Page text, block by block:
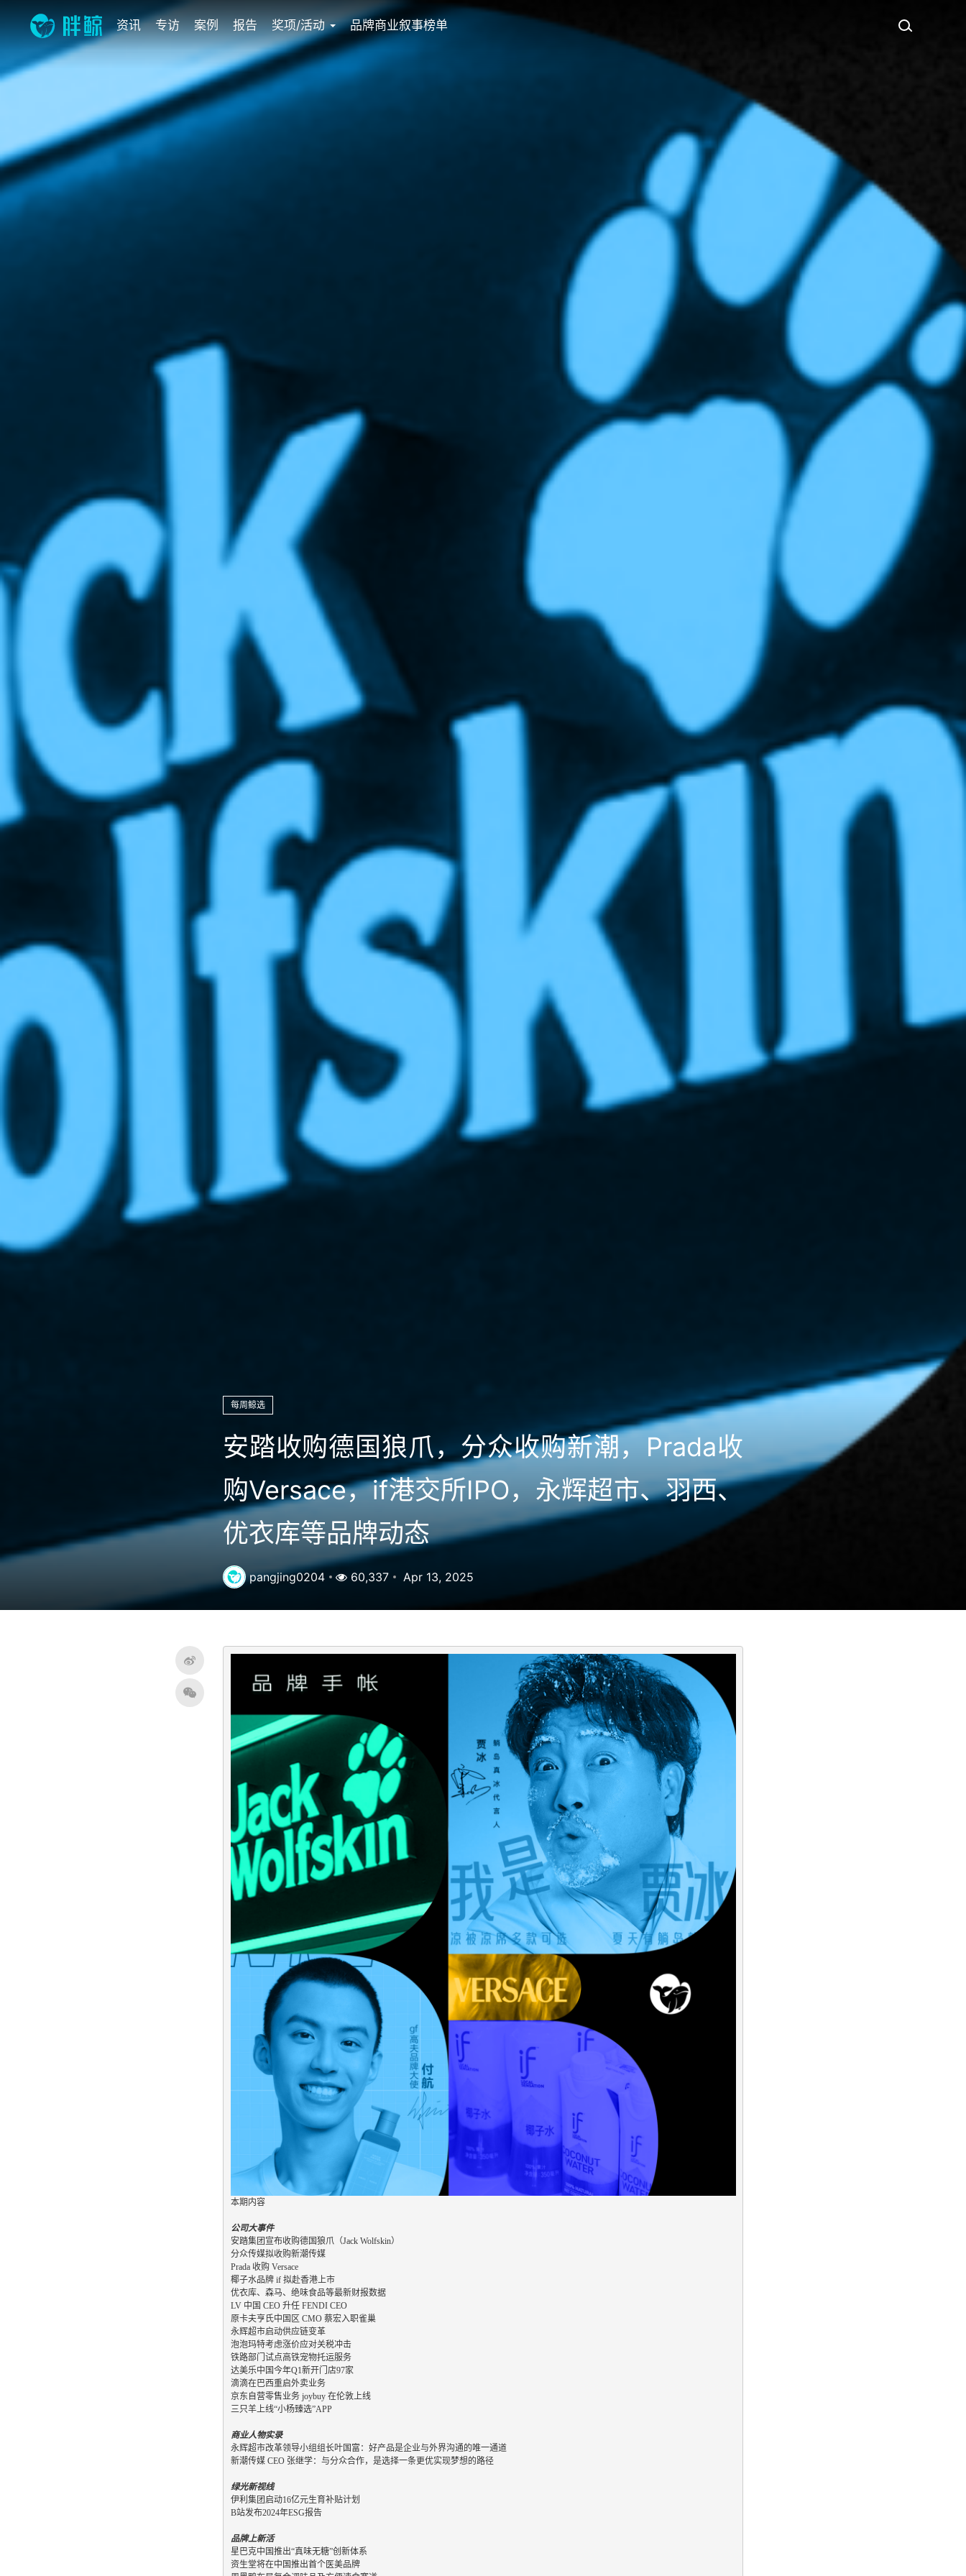
资讯 专访 案例 报告 奖项/活动 品牌商业叙事榜单
每周鲸选
安踏收购德国狼爪，分众收购新潮，Prada收
购Versace，if港交所IPO，永辉超市、羽西、
优衣库等品牌动态
pangjing0204 60,337 Apr 13, 2025
本期内容
公司大事件
安踏集团宣布收购德国狼爪（Jack Wolfskin）
分众传媒拟收购新潮传媒
Prada 收购 Versace
椰子水品牌 if 拟赴香港上市
优衣库、森马、绝味食品等最新财报数据
LV 中国 CEO 升任 FENDI CEO
原卡夫亨氏中国区 CMO 蔡宏入职雀巢
永辉超市启动供应链变革
泡泡玛特考虑涨价应对关税冲击
铁路部门试点高铁宠物托运服务
达美乐中国今年Q1新开门店97家
滴滴在巴西重启外卖业务
京东自营零售业务 joybuy 在伦敦上线
三只羊上线“小杨臻选”APP
商业人物实录
永辉超市改革领导小组组长叶国富：好产品是企业与外界沟通的唯一通道
新潮传媒 CEO 张继学：与分众合作，是选择一条更优实现梦想的路径
绿光新视线
伊利集团启动16亿元生育补贴计划
B站发布2024年ESG报告
品牌上新活
星巴克中国推出“真味无糖”创新体系
资生堂将在中国推出首个医美品牌